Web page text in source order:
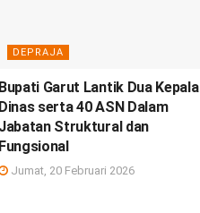
DEPRAJA
Bupati Garut Lantik Dua Kepala
Dinas serta 40 ASN Dalam
Jabatan Struktural dan
Fungsional
Jumat, 20 Februari 2026